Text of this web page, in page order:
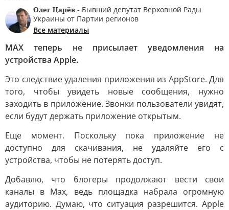
Олег Царёв - Бывший депутат Верховной Рады
Украины от Партии регионов
Все материалы
МАХ теперь не присылает уведомления на
устройства Apple.
Это следствие удаления приложения из AppStore. Для
того, чтобы увидеть новые сообщения, нужно
заходить в приложение. Звонки пользователи увидят,
если будут держать приложение открытым.
Еще момент. Поскольку пока приложение не
доступно для скачивания, не удаляйте его с
устройства, чтобы не потерять доступ.
Добавлю, что блогеры продолжают вести свои
каналы в Мах, ведь площадка набрала огромную
аудиторию. Думаю, что ситуация разрешится. Apple